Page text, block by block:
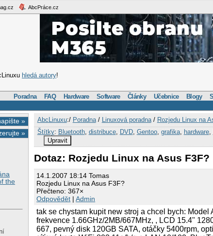
AbcPráce.cz
hledá autory!
Poradna FAQ Hardware Software Články Učebnice Blogy
»
»
the
AbcLinuxu:/ Poradna/ Linuxová poradna/ Rozjedu Linux na
Štítky: Bluetooth, distribuce, DVD, Gentoo, grafika, hardware,
Upravit
Dotaz: Rozjedu Linux na Asus F3F?
14.1.2007 18:14 Tomas
Rozjedu Linux na Asus F3F?
Přečteno: 367×
Odpovědět |Admin
tak se chystam kupit new stroj a chcel bych:
frekvence 1.66GHz/2MB/667MHz, , LCD 15.4"
667, pevný disk 120GB SATA, otáčky 5400rpm,